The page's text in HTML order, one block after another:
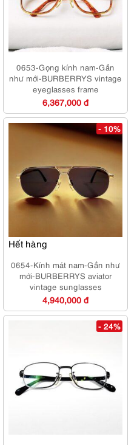
0653-Gọng kính nam-Gần
như mới-BURBERRYS vintage
eyeglasses frame
6,367,000 đ
Hết hàng
- 10%
0654-Kính mát nam-Gần như
mới-BURBERRYS aviator
vintage sunglasses
4,940,000 đ
- 24%